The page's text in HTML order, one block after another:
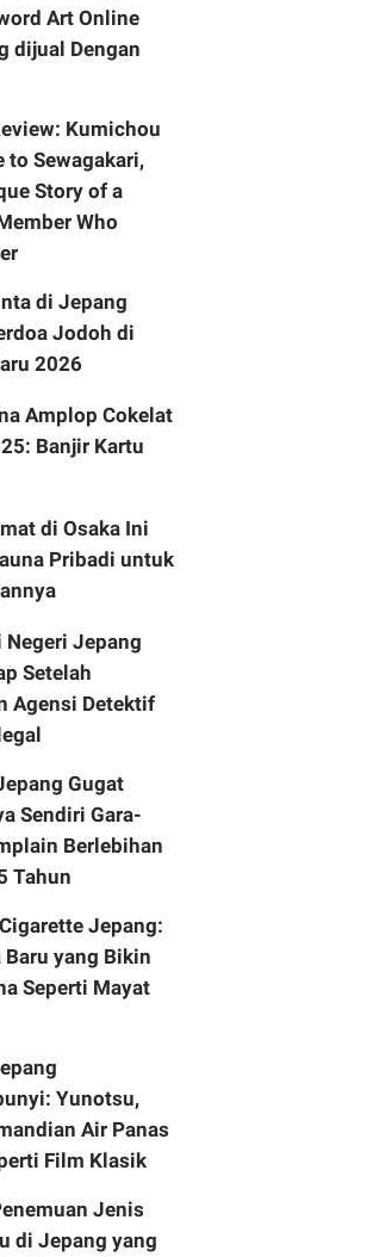
Art Online
dijual Dengan
Kumichou
to Sewagakari,
Story of a
Who
di Jepang
Jodoh di
2026
Amplop Cokelat
Banjir Kartu
di Osaka Ini
Pribadi untuk
Negeri Jepang
Setelah
Agensi Detektif
Gugat
Sendiri Gara-
Berlebihan
Tahun
Jepang:
Baru yang Bikin
Seperti Mayat
Yunotsu,
Air Panas
Film Klasik
Jenis
di Jepang yang